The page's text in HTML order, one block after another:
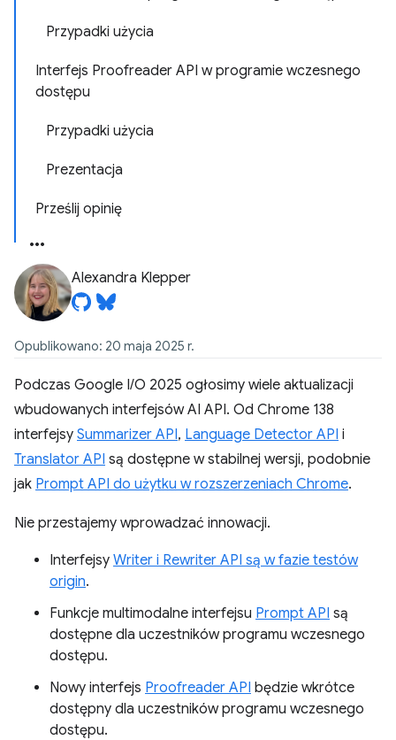
Przypadki użycia
Interfejs Proofreader API w programie wczesnego
dostępu
Przypadki użycia
Prezentacja
Prześlij opinię
Alexandra Klepper
Opublikowano: 20 maja 2025 r.
Podczas Google I/O 2025 ogłosimy wiele aktualizacji
wbudowanych interfejsów AI API. Od Chrome 138
interfejsy Summarizer API, Language Detector API i
Translator API są dostępne w stabilnej wersji, podobnie
jak Prompt API do użytku w rozszerzeniach Chrome.
Nie przestajemy wprowadzać innowacji.
Interfejsy Writer i Rewriter API są w fazie testów
origin.
Funkcje multimodalne interfejsu Prompt API są
dostępne dla uczestników programu wczesnego
dostępu.
Nowy interfejs Proofreader API będzie wkrótce
dostępny dla uczestników programu wczesnego
dostępu.